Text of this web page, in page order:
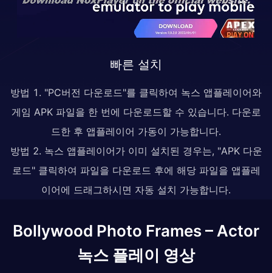
빠른 설치
방법 1. "PC버전 다운로드"를 클릭하여 녹스 앱플레이어와
게임 APK 파일을 한 번에 다운로드할 수 있습니다. 다운로
드한 후 앱플레이어 가동이 가능합니다.
방법 2. 녹스 앱플레이어가 이미 설치된 경우는, "APK 다운
로드" 클릭하여 파일을 다운로드 후에 해당 파일을 앱플레
이어에 드래그하시면 자동 설치 가능합니다.
Bollywood Photo Frames – Actor
녹스 플레이 영상